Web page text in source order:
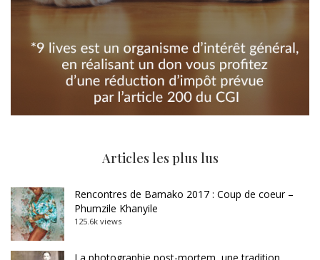
Articles les plus lus
Rencontres de Bamako 2017 : Coup de coeur –
Phumzile Khanyile
125.6k views